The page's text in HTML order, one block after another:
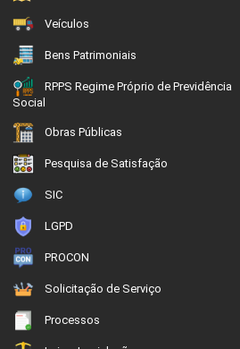
Veículos
Bens Patrimoniais
RPPS Regime Próprio de Previdência
Social
Obras Públicas
Pesquisa de Satisfação
SIC
LGPD
PROCON
Solicitação de Serviço
Processos